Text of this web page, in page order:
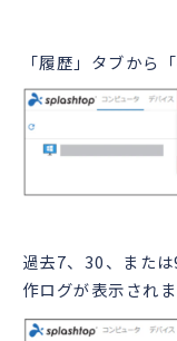
「履歴」タブから
過去7、30、また
作ログが表示されま